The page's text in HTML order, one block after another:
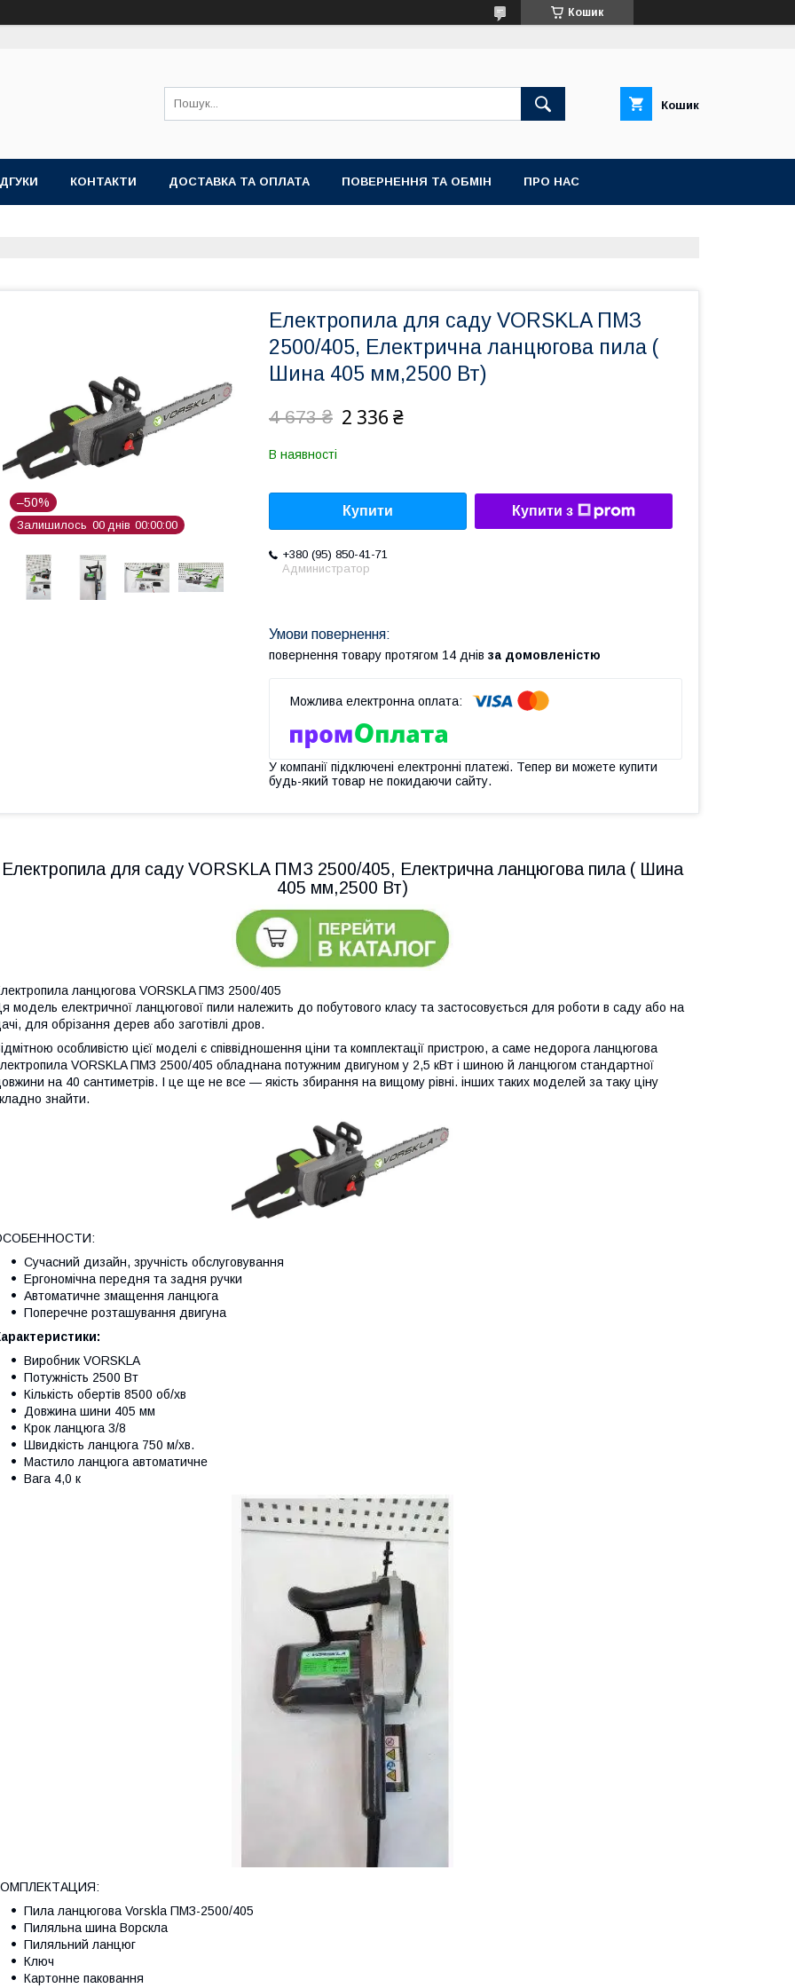
Кошик
Кошик
КОНТАКТИ ДОСТАВКА ТА ОПЛАТА ПОВЕРНЕННЯ ТА ОБМІН ПРО НАС
–50%
Залишилось 00 днів 00 00 00
Електропила для саду VORSKLA ПМЗ
2500/405, Електрична ланцюгова пила (
Шина 405 мм,2500 Вт)
4 673 ₴ 2 336 ₴
В наявності
Купити Купити з
+380 (95) 850-41-71
Администратор
повернення товару протягом 14 днів за домовленістю
У компанії підключені електронні платежі. Тепер ви можете купити
будь-який товар не покидаючи сайту.
Електропила для саду VORSKLA ПМЗ 2500/405, Електрична ланцюгова пила ( Шина
405 мм,2500 Вт)
ланцюгова VORSKLA ПМЗ 2500/405
модель електричної ланцюгової пили належить до побутового класу та застосовується для роботи в саду або на
для обрізання дерев або заготівлі дров.
особливістю цієї моделі є співвідношення ціни та комплектації пристрою, а саме недорога ланцюгова
VORSKLA ПМЗ 2500/405 обладнана потужним двигуном у 2,5 кВт і шиною й ланцюгом стандартної
на 40 сантиметрів. І це ще не все — якість збирання на вищому рівні. інших таких моделей за таку ціну
знайти.
Сучасний дизайн, зручність обслуговування
Ергономічна передня та задня ручки
Автоматичне змащення ланцюга
Поперечне розташування двигуна
Виробник VORSKLA
Потужність 2500 Вт
Кількість обертів 8500 об/хв
Довжина шини 405 мм
Крок ланцюга 3/8
Швидкість ланцюга 750 м/хв.
Мастило ланцюга автоматичне
Вага 4,0 к
Пила ланцюгова Vorskla ПМЗ-2500/405
Пиляльна шина Ворскла
Пиляльний ланцюг
Ключ
Картонне паковання